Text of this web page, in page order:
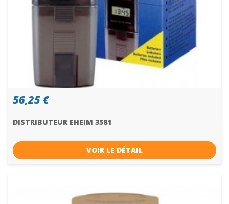
56,25 €
DISTRIBUTEUR EHEIM 3581
VOIR LE DÉTAIL